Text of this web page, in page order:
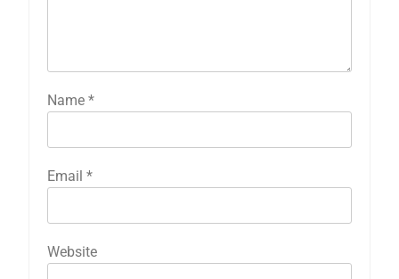
Name *
Email *
Website